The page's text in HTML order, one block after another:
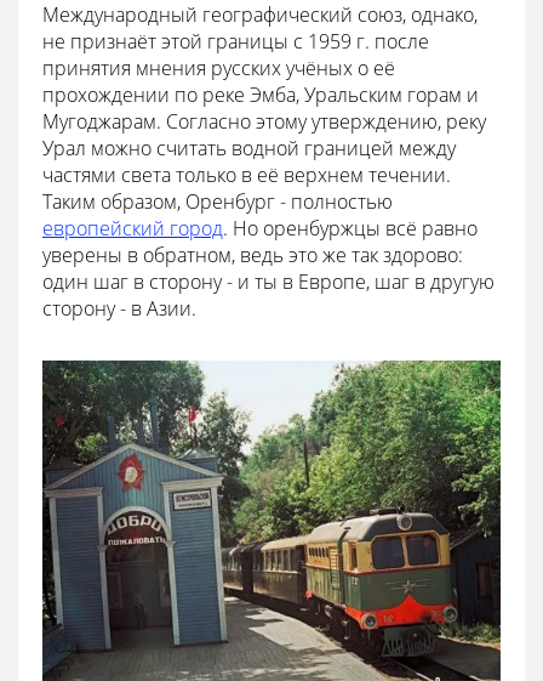
Международный географический союз, однако,
не признаёт этой границы с 1959 г. после
принятия мнения русских учёных о её
прохождении по реке Эмба, Уральским горам и
Мугоджарам. Согласно этому утверждению, реку
Урал можно считать водной границей между
частями света только в её верхнем течении.
Таким образом, Оренбург - полностью
европейский город. Но оренбуржцы всё равно
уверены в обратном, ведь это же так здорово:
один шаг в сторону - и ты в Европе, шаг в другую
сторону - в Азии.